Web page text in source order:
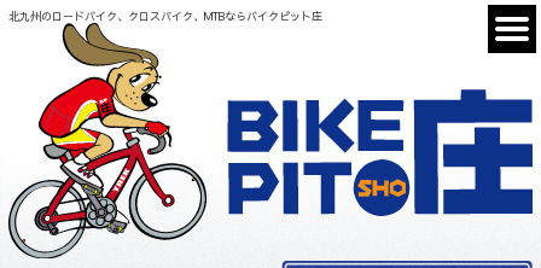
北九州のロードバイク、クロスバイク、MTBならバイクピット庄